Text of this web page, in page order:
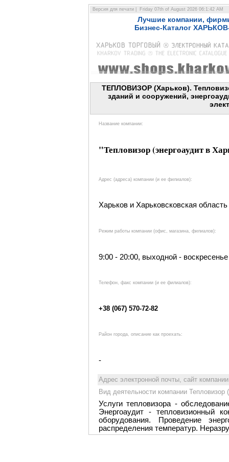
Версия для печати | Friday 07th of August 2026 06:1:42 AM
Лучшие компании,
Бизнес-Каталог
ТЕПЛОВИЗОР (Харьков).
зданий и сооружений,
Название компании:
"Тепловизор (энергоаудит в
Адрес (адреса) компании (и ее филиалов):
Харьков и Харьковсковская область
Режим работы компании (офис, магазина, филиалов):
9:00 - 20:00, выходной - воскресенье
Телефон, факс компании (и ее филиалов):
+38 (067) 570-72-82
Район города, описание как проехать:
-
Адрес электронной почты, сайт
Вид деятельности компании Тепловизор
Услуги тепловизора -
Энергоаудит - тепловизионный
оборудования. Проведение
распределения температур.